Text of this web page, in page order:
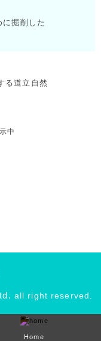
に掘削した
る道立自然
中
all right reserved.
Home